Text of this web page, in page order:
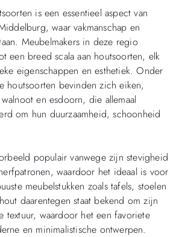
is een essentieel aspect van
waar vakmanschap en
Meubelmakers in deze regio
een breed scala aan houtsoorten, elk
eigenschappen en esthetiek. Onder
houtsoorten bevinden zich eiken,
en esdoorn, die allemaal
om hun duurzaamheid, schoonheid
populair vanwege zijn stevigheid
waardoor het ideaal is voor
meubelstukken zoals tafels, stoelen
daarentegen staat bekend om zijn
textuur, waardoor het een favoriete
en minimalistische ontwerpen.